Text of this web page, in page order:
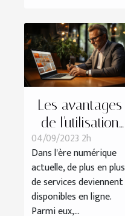
Les avantages
de l'utilisation
d'une
plateforme en
ligne pour
obtenir un pré
état daté
04/09/2023 2h
Dans l'ère numérique
actuelle, de plus en plus
de services deviennent
disponibles en ligne.
Parmi eux,...